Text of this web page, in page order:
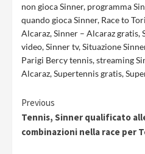
non gioca Sinner, programma
quando gioca Sinner, Race to
Alcaraz,Sinner – Alcaraz gratis,
video,Sinner tv,Situazione
Parigi Bercy tennis,streaming
Alcaraz,Supertennis gratis,
Continue
Reading
Previous
Tennis, Sinner qualificato
combinazioni nella race per